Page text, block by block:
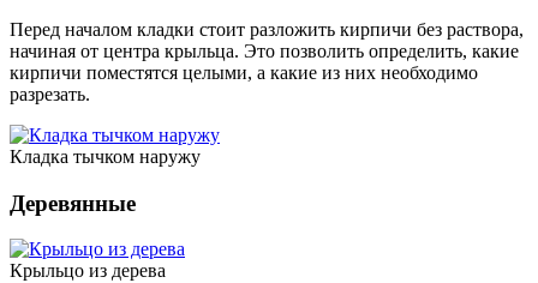
Перед началом кладки стоит разложить кирпичи без раствора,
начиная от центра крыльца. Это позволить определить, какие
кирпичи поместятся целыми, а какие из них необходимо
разрезать.
Кладка тычком наружу
Деревянные
Крыльцо из дерева